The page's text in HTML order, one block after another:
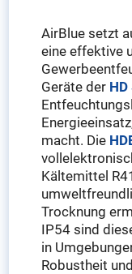
AirBlue setzt
eine effektive
Geräte der HD
macht. Die
Kältemittel
Trocknung
IP54 sind
in
Robustheit